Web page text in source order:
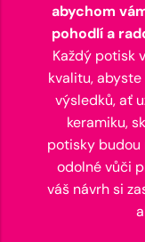
abychom
pohodlí a
Každý potisk
kvalitu,
výsledků, ať
keramiku,
potisky budou
odolné vůči
váš návrh si